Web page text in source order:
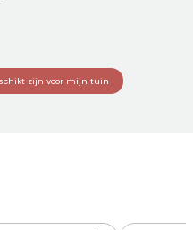
zijn voor mijn tuin